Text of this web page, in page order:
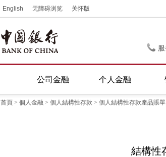
English 无障碍浏览 关怀版
服
公司金融 个人金融
首頁 > 個人金融 > 個人結構性存款 > 個人結構性存款產品賬單
結構性